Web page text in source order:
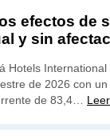
efectos de
y sin
Hotels
de 2026 con
de 83,4…